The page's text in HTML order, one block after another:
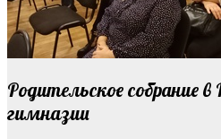
Родительское собрание в
гимназии